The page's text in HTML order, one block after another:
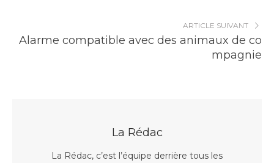
ARTICLE SUIVANT
Alarme compatible avec des animaux de co
mpagnie
La Rédac
La Rédac, c’est l’équipe derrière tous les